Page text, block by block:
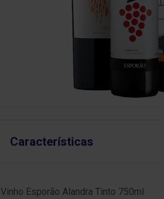
Características
Vinho Esporão Alandra Tinto 750ml